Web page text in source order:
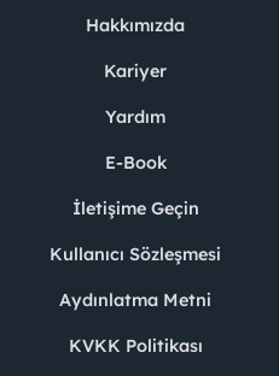
Hakkımızda
Kariyer
Yardım
E-Book
İletişime Geçin
Kullanıcı Sözleşmesi
Aydınlatma Metni
KVKK Politikası